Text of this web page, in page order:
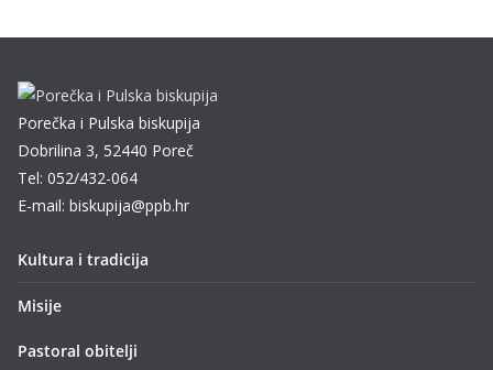
Porečka i Pulska biskupija
Dobrilina 3, 52440 Poreč
Tel: 052/432-064
E-mail: biskupija@ppb.hr
Kultura i tradicija
Misije
Pastoral obitelji